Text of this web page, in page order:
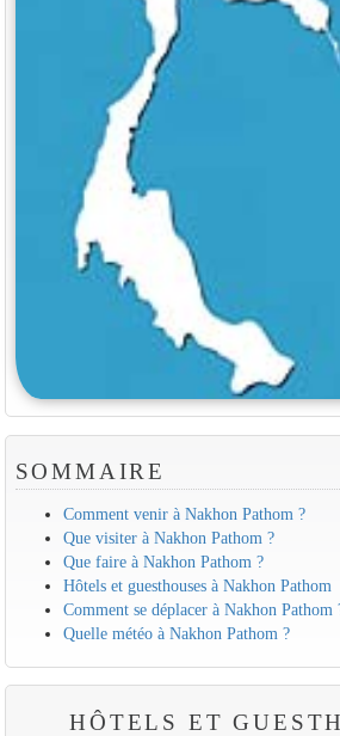
SOMMAIRE
Comment venir à Nakhon Pathom ?
Que visiter à Nakhon Pathom ?
Que faire à Nakhon Pathom ?
Hôtels et guesthouses à Nakhon Pathom
Comment se déplacer à Nakhon Pathom
Quelle météo à Nakhon Pathom ?
HÔTELS ET